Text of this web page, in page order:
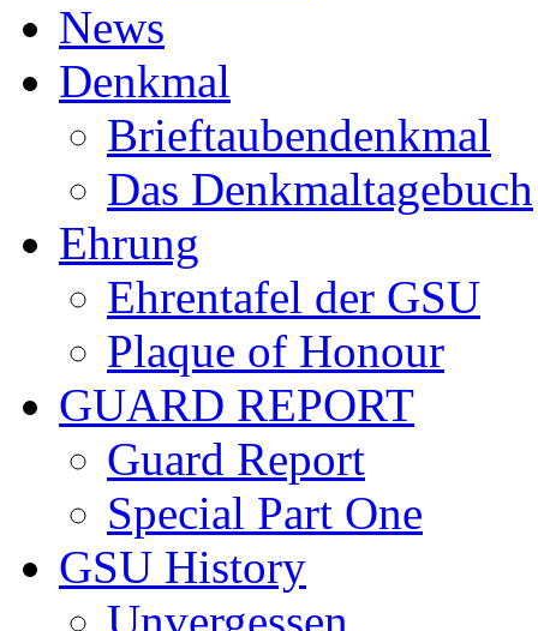
News
Denkmal
Brieftaubendenkmal
Das Denkmaltagebuch
Ehrung
Ehrentafel der GSU
Plaque of Honour
GUARD REPORT
Guard Report
Special Part One
GSU History